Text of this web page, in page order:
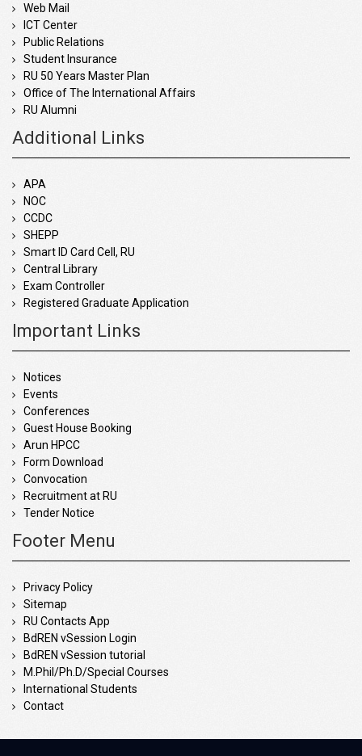
Web Mail
ICT Center
Public Relations
Student Insurance
RU 50 Years Master Plan
Office of The International Affairs
RU Alumni
Additional Links
APA
NOC
CCDC
SHEPP
Smart ID Card Cell, RU
Central Library
Exam Controller
Registered Graduate Application
Important Links
Notices
Events
Conferences
Guest House Booking
Arun HPCC
Form Download
Convocation
Recruitment at RU
Tender Notice
Footer Menu
Privacy Policy
Sitemap
RU Contacts App
BdREN vSession Login
BdREN vSession tutorial
M.Phil/Ph.D/Special Courses
International Students
Contact